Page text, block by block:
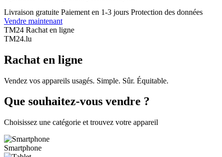
Livraison gratuite Paiement en 1-3 jours Protection des données
Vendre maintenant
TM24 Rachat en ligne
TM24.lu
Rachat en ligne
Vendez vos appareils usagés. Simple. Sûr. Équitable.
Que souhaitez-vous vendre ?
Choisissez une catégorie et trouvez votre appareil
Smartphone